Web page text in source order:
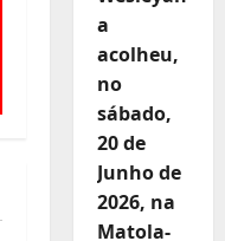
a
acolheu,
no
sábado,
20 de
Junho de
2026, na
Matola-